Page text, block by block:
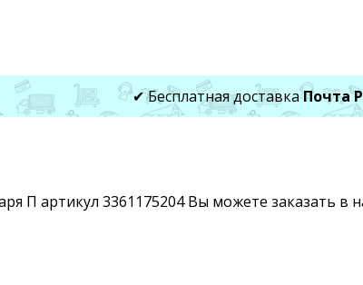
✔ Бесплатная доставкаПочта
П артикул 3361175204 Вы можете заказать